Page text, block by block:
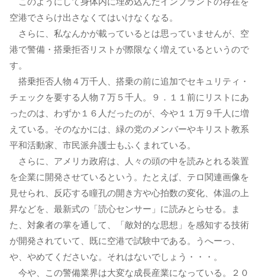
空港でさらけ出さなくてはいけなくなる。
さらに、私なんかが載っているとは思っていませんが、空
港で警備・搭乗拒否リストが際限なく増えているというので
す。
搭乗拒否人物４万千人、搭乗の前に追加でセキュリティ・
チェックを要する人物７万５千人。９．１１前にリストにあ
ったのは、わずか１６人だったのが、今や１１万９千人に増
えている。そのなかには、緑の党のメンバーやキリスト教系
平和活動家、市民派弁護士もふくまれている。
さらに、アメリカ政府は、人々の頭の中を読みとれる装置
を企業に開発させているという。たとえば、テロ関連画像を
見せられ、反応する瞳孔の開き方や心拍数の変化、体温の上
昇などを、最新式の「読心センサー」に読みとらせる。ま
た、対象者の掌を通して、「敵対的な思想」を感知する技術
が開発されていて、既に空港で試験中である。うへーっ、
や、やめてくださいな。それはないでしょう・・・。
今や、この警備業界は大変な成長産業になっている。２０